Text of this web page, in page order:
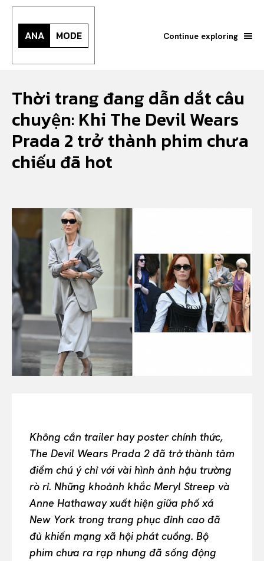
Search your query...
Or continue exploring...
All
INTELLIGENCE
FASHION INDUSTRY
BEAUTY UNIVERSE
PORTRAITS
ENTERTAINMENT
THE TASTE
ANA MODE Continue exploring
Thời trang đang dẫn dắt câu
chuyện: Khi The Devil Wears
Prada 2 trở thành phim chưa
chiếu đã hot
Không cần trailer hay poster chính thức,
The Devil Wears Prada 2 đã trở thành tâm
điểm chú ý chỉ với vài hình ảnh hậu trường
rò rỉ. Những khoảnh khắc Meryl Streep và
Anne Hathaway xuất hiện giữa phố xá
New York trong trang phục đỉnh cao đã
đủ khiến mạng xã hội phát cuồng. Bộ
phim chưa ra rạp nhưng đã sống động